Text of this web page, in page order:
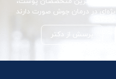
در درمان جوش صورت دارند
پرسش از دکتر